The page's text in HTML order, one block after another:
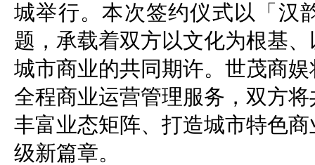
城举行。本次签约仪式以「汉
题，承载着双方以文化为根基
城市商业的共同期许。世茂商
全程商业运营管理服务，双方
丰富业态矩阵、打造城市特色
级新篇章。